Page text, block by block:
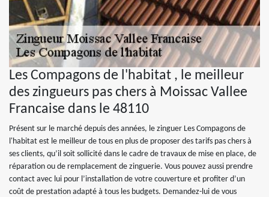
Les Compagons de l'habitat , le meilleur
des zingueurs pas chers à Moissac Vallee
Francaise dans le 48110
Présent sur le marché depuis des années, le zinguer Les Compagons de
l'habitat est le meilleur de tous en plus de proposer des tarifs pas chers à
ses clients, qu’il soit sollicité dans le cadre de travaux de mise en place, de
réparation ou de remplacement de zinguerie. Vous pouvez aussi prendre
contact avec lui pour l’installation de votre couverture et profiter d’un
coût de prestation adapté à tous les budgets. Demandez-lui de vous